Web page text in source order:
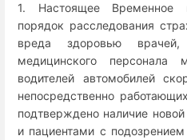
1. Настоящее Временное
порядок расследования
вреда здоровью
медицинского персонала
водителей автомобилей
непосредственно
подтверждено наличие
и пациентами с